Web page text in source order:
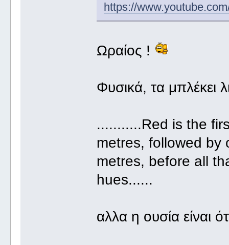
https://
Ωραίος !
Φυσικά, τα μπλέκει
...........Red is the
metres, followed by
metres, before all
hues......
αλλα η ουσία είναι